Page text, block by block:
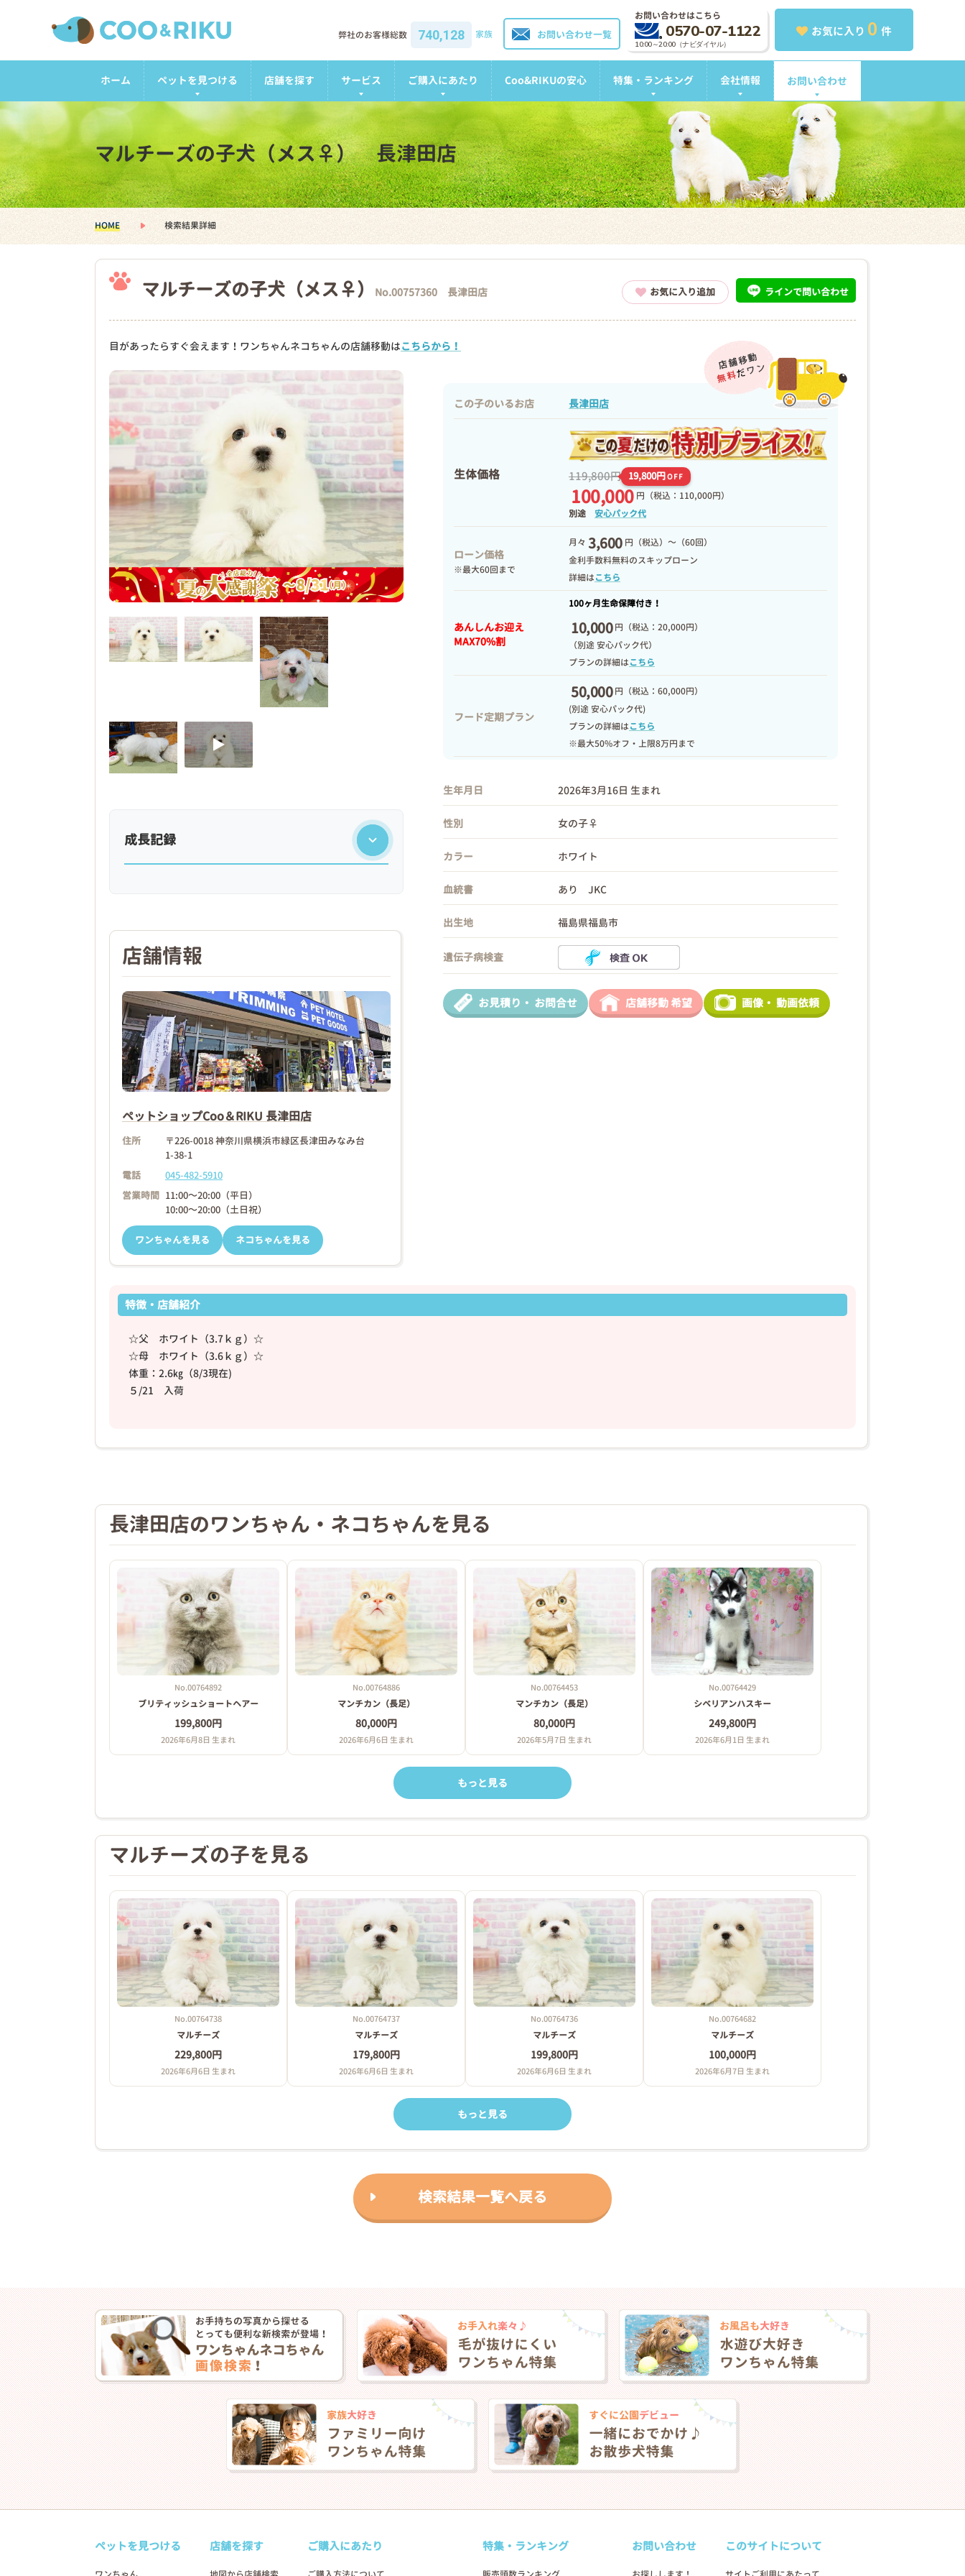
お気に入り 0 件
お問い合わせはこちら
0570-07-1122
10:00～20:00（ナビダイヤル）
お問い合わせ一覧
弊社のお客様総数 740,128 家族
ホーム ペットを見つける 店舗を探す サービス ご購入にあたり Coo&RIKUの安心 特集・ランキング 会社情報 お問い合わせ
マルチーズの子犬（メス♀） 長津田店
HOME 検索結果詳細
マルチーズの子犬（メス♀） No.00757360 長津田店 お気に入り追加 ラインで問い合わせ
目があったらすぐ会えます！ワンちゃんネコちゃんの店舗移動はこちらから！
成長記録
2026年03月20日
❮ ❯
2026年03月20日 2026年03月20日
この子のいるお店 長津田店
生体価格 119,800円 19,800円OFF
100,000 円 （税込：110,000円）
別途 安心パック代
ローン価格
※最大60回まで
月々 3,600 円（税込）～（60回）
金利手数料無料のスキップローン
詳細はこちら
あんしんお迎え
MAX70%割
100ヶ月生命保障付き！
10,000 円 （税込：20,000円）
（別途 安心パック代）
プランの詳細はこちら
フード定期プラン
50,000 円 （税込：60,000円）
(別途 安心パック代)
プランの詳細はこちら
※最大50%オフ・上限8万円まで
生年月日 2026年3月16日 生まれ
性別 女の子♀
カラー ホワイト
血統書 あり JKC
出生地 福島県福島市
遺伝子病検査
お見積り・ お問合せ 店舗移動希望 画像・ 動画依頼
店舗情報
ペットショップCoo＆RIKU 長津田店
住所
〒226-0018 神奈川県横浜市緑区長津田みなみ台
1-38-1
電話
045-482-5910
営業時間 11:00～20:00（平日）
10:00～20:00（土日祝）
ワンちゃんを見る ネコちゃんを見る
特徴・店舗紹介
☆父 ホワイト（3.7ｋｇ）☆
☆母 ホワイト（3.6ｋｇ）☆
体重：2.6㎏（8/3現在)
５/21 入荷
長津田店のワンちゃん・ネコちゃんを見る
No.00764892
ブリティッシュショートヘアー
199,800円
2026年6月8日 生まれ
No.00764886
マンチカン（長足）
80,000円
2026年6月6日 生まれ
No.00764453
マンチカン（長足）
80,000円
2026年5月7日 生まれ
No.00764429
シベリアンハスキー
249,800円
2026年6月1日 生まれ
もっと見る
マルチーズの子を見る
No.00764738
マルチーズ
229,800円
2026年6月6日 生まれ
No.00764737
マルチーズ
179,800円
2026年6月6日 生まれ
No.00764736
マルチーズ
199,800円
2026年6月6日 生まれ
No.00764682
マルチーズ
100,000円
2026年6月7日 生まれ
もっと見る
検索結果一覧へ戻る
ペットを見つける 店舗を探す ご購入にあたり 特集・ランキング お問い合わせ このサイトについて